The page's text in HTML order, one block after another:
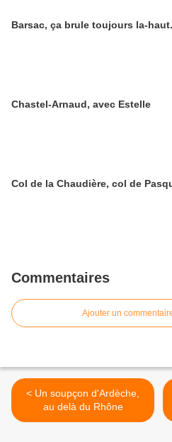
Barsac, ça brule toujours la-haut.
Chastel-Arnaud, avec Estelle
Col de la Chaudière, col de
Commentaires
Ajouter un
< Un soupçon d'Ardèche,
au delà du Rhône